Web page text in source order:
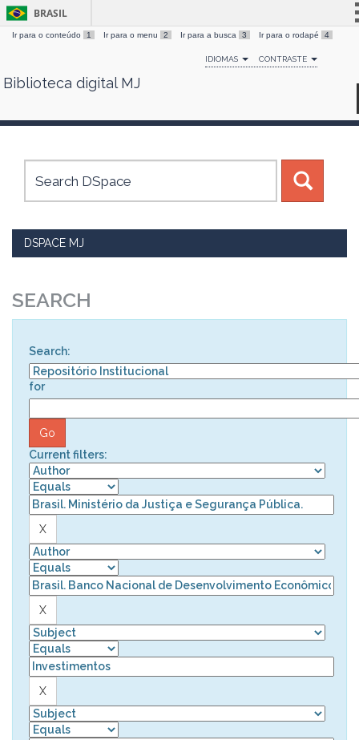
Skip
BRASIL
Simplifique!
Comunica BR
Canais
Ir para o conteúdo 1 Ir para o menu 2 Ir para a busca 3 Ir para o rodapé 4
IDIOMAS CONTRASTE
Biblioteca digital MJ
DSPACE MJ
SEARCH
Search:
for
Current filters: